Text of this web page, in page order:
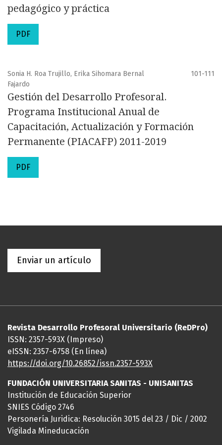
pedagógico y práctica
PDF
Sonia H. Roa Trujillo, Erika Sihomara Bernal
Fajardo
101-111
Gestión del Desarrollo Profesoral.
Programa Institucional Anual de
Capacitación, Actualización y Formación
Permanente (PIACAFP) 2011-2019
PDF
Enviar un artículo
Revista Desarrollo Profesoral Universitario (ReDPro)
ISSN: 2357-593X (Impreso)
eISSN: 2357-6758 (En línea)
https://doi.org/10.26852/issn.2357-593X
FUNDACIÓN UNIVERSITARIA SANITAS - UNISANITAS
Institución de Educación Superior
SNIES Código 2746
Personería Juridica: Resolución 3015 del 23 / Dic / 2002
Vigilada Mineducación